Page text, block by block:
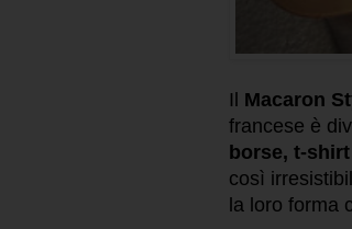
Il Macaron
francese è
borse, t-
così
la loro forma